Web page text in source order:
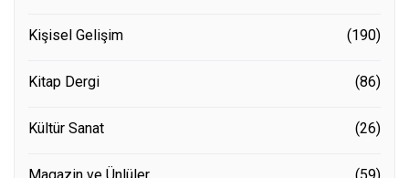
Kişisel Gelişim (190)
Kitap Dergi (86)
Kültür Sanat (26)